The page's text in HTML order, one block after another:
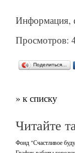
Информация,
Просмотров:
Поделиться…
» к списку
Читайте
Фонд "Счастливое